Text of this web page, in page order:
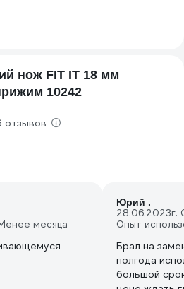
нож FIT IT 18 мм
10242
отзывов
месяца
Юрий .
28.06.2023г.
Опыт
Брал на замену
полгода
большой